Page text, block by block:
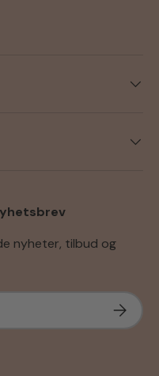
nyheter, tilbud og
Abonner